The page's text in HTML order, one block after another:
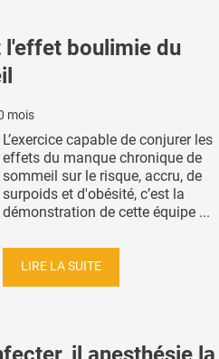
l'effet boulimie du
mois
L’exercice capable de conjurer les
effets du manque chronique de
sommeil sur le risque, accru, de
surpoids et d'obésité, c’est la
démonstration de cette équipe ...
LIRE LA SUITE